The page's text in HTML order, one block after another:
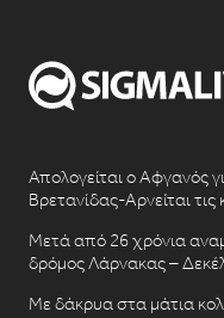
Απολογείται ο Αφγανός
Βρετανίδας-Αρνείται τις
Μετά από 26 χρόνια
δρόμος Λάρνακας –
Με δάκρυα στα μάτια